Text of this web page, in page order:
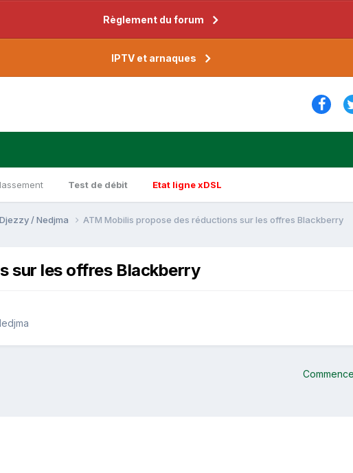
Règlement du forum
IPTV et arnaques
Test de débit Etat ligne xDSL
/ Nedjma ATM Mobilis propose des réductions sur les offres Blackberry
sur les offres Blackberry